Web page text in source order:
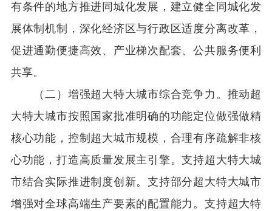
有条件的地方推进同城化发展，建立健全同城化发
展体制机制，深化经济区与行政区适度分离改革，
促进通勤便捷高效、产业梯次配套、公共服务便利
共享。
（二）增强超大特大城市综合竞争力。推动超
大特大城市按照国家批准明确的功能定位做强做精
核心功能，控制超大城市规模，合理有序疏解非核
心功能，打造高质量发展主引擎。支持超大特大城
市结合实际推进制度创新。支持部分超大特大城市
增强对全球高端生产要素的配置能力。支持超大特